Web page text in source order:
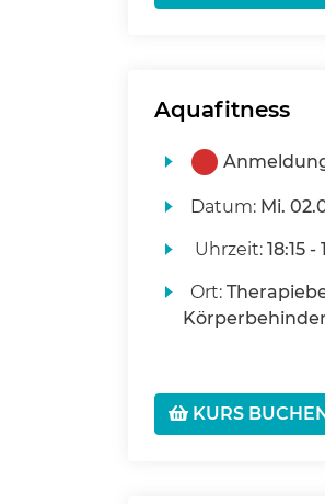
Aquafitness
Datum: Mi.
Uhrzeit: 18:15 -
Ort:
KURS